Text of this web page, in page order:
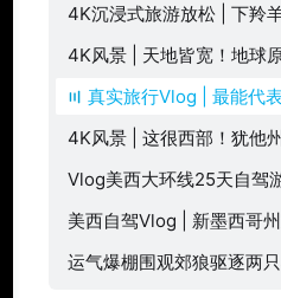
机场租车 | 逛沙漠奥莱 | 约
园 | 棕榈泉
4K沉浸式旅游放松 | 下羚
鲍威尔湖 | 犹他州
4K风景 | 天地皆宽！地球
壮阔大地 | 峡谷地 | 拱门国
式旅游放松
真实旅行Vlog | 最能代
的风景—纪念碑谷值不值
跑步的终点 | 纳瓦霍人
4K风景 | 这很西部！犹他
懒人玩Zion | Bryce震撼绝
游放松
Vlog美西大环线25天自驾
铁粉拍摄地Albuquerque打
州 | 白沙国家公园
美西自驾Vlog | 新墨西哥
圣塔菲漫步 | 降低皮质醇
运气爆棚围观郊狼驱逐两